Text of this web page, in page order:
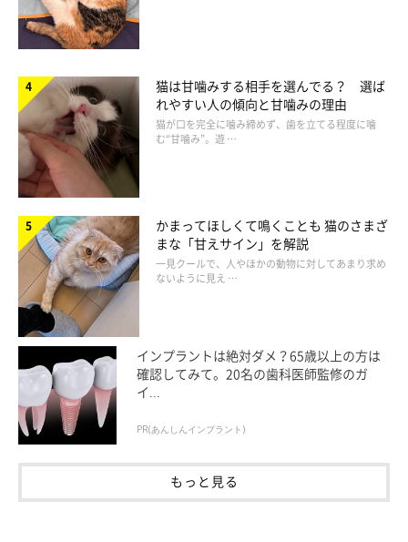
猫は甘噛みする相手を選んでる？ 選ば
れやすい人の傾向と甘噛みの理由
猫が口を完全に噛み締めず、歯を立てる程度に噛
む“甘噛み”。遊 …
かまってほしくて鳴くことも 猫のさまざ
まな「甘えサイン」を解説
一見クールで、人やほかの動物に対してあまり求め
ないように見え …
インプラントは絶対ダメ？65歳以上の方は
確認してみて。20名の歯科医師監修のガ
イ...
PR(あんしんインプラント)
もっと見る